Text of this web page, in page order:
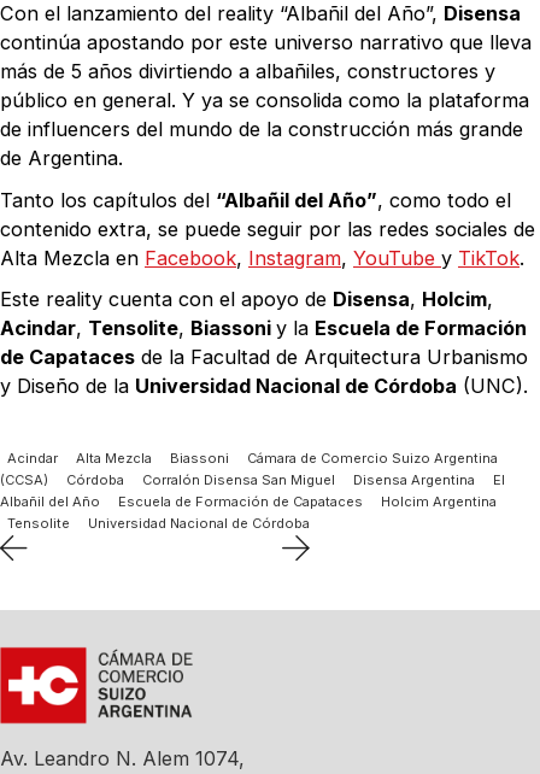
Con el lanzamiento del reality “Albañil del Año”, Disensa
continúa apostando por este universo narrativo que lleva
más de 5 años divirtiendo a albañiles, constructores y
público en general. Y ya se consolida como la plataforma
de influencers del mundo de la construcción más grande
de Argentina.
Tanto los capítulos del “Albañil del Año”, como todo el
contenido extra, se puede seguir por las redes sociales de
Alta Mezcla en Facebook, Instagram, YouTube y TikTok.
Este reality cuenta con el apoyo de Disensa, Holcim,
Acindar, Tensolite, Biassoni y la Escuela de Formación
de Capataces de la Facultad de Arquitectura Urbanismo
y Diseño de la Universidad Nacional de Córdoba (UNC).
Acindar Alta Mezcla Biassoni
Cámara de Comercio Suizo Argentina
(CCSA)
Córdoba Corralón Disensa San Miguel Disensa Argentina
El
Albañil del Año
Escuela de Formación de Capataces
Holcim Argentina
Tensolite
Universidad Nacional de Córdoba
Av. Leandro N. Alem 1074,